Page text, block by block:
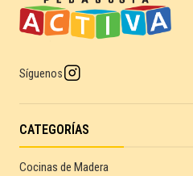
Síguenos
CATEGORÍAS
Cocinas de Madera